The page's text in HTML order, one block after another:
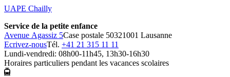
UAPE Chailly
Service de la petite enfance
Avenue Agassiz 5Case postale 50321001 Lausanne
Ecrivez-nousTél. +41 21 315 11 11
Lundi-vendredi: 08h00-11h45, 13h30-16h30
Horaires particuliers pendant les vacances scolaires